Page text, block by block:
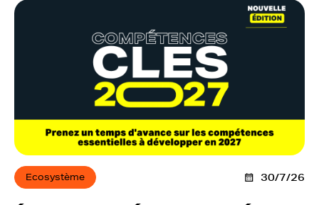
Ecosystème 30/7/26